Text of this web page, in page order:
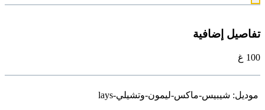
تفاصيل إضافية
100 غ
موديل: شيبيس-ماكس-ليمون-وتشيلي-lays